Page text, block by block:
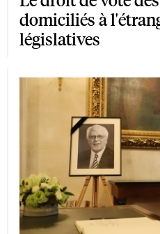
domiciliés à
législatives